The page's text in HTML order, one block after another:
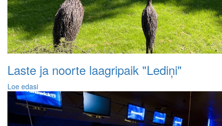
Laste ja noorte laagripaik "Lediņi"
Loe edasi